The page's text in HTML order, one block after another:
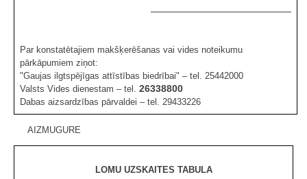
Par konstatētajiem makšķerēšanas vai vides noteikumu
pārkāpumiem ziņot:
"Gaujas ilgtspējīgas attīstības biedrībai" – tel. 25442000
Valsts Vides dienestam – tel. 26338800
Dabas aizsardzības pārvaldei – tel. 29433226
AIZMUGURE
LOMU UZSKAITES TABULA